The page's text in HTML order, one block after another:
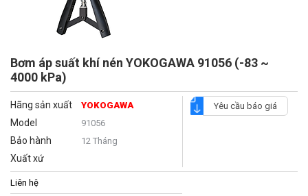
Bơm áp suất khí nén YOKOGAWA 91056 (-83 ~
4000 kPa)
Hãng sản xuất YOKOGAWA
Model 91056
Bảo hành 12 Tháng
Xuất xứ
Yêu cầu báo giá
Liên hệ